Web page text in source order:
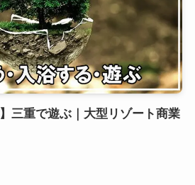
三重で遊ぶ｜大型リゾート商業